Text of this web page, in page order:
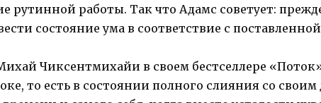
рутинной работы. Так что Адамс советует:
состояние ума в соответствие с
Чиксентмихайи в своем бестселлере
то есть в состоянии полного слияния со своим